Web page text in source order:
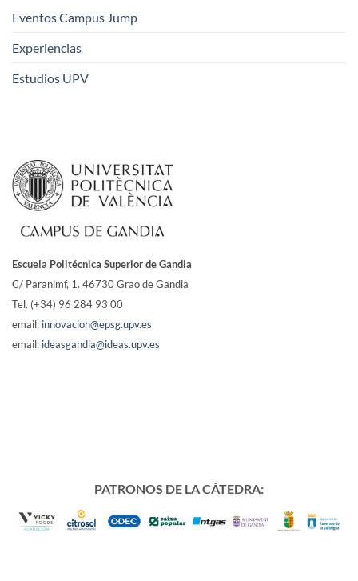
Eventos Campus Jump
Experiencias
Estudios UPV
Escuela Politécnica Superior de Gandia
C/ Paranimf, 1. 46730 Grao de Gandia
Tel. (+34) 96 284 93 00
email: innovacion@epsg.upv.es
email: ideasgandia@ideas.upv.es
PATRONOS DE LA CÁTEDRA: